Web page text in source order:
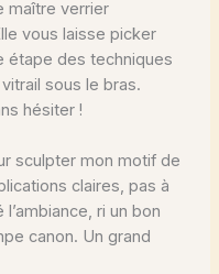
maître verrier
vous laisse picker
étape des techniques
sous le bras.
hésiter !
sculpter mon motif de
claires, pas à
ri un bon
canon. Un grand